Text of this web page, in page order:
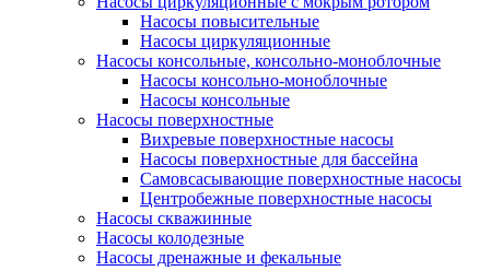
Насосы повысительные
Насосы циркуляционные
Насосы консольные, консольно-моноблочные
Насосы консольно-моноблочные
Насосы консольные
Насосы поверхностные
Вихревые поверхностные насосы
Насосы поверхностные для бассейна
Самовсасывающие поверхностные насосы
Центробежные поверхностные насосы
Насосы скважинные
Насосы колодезные
Насосы дренажные и фекальные